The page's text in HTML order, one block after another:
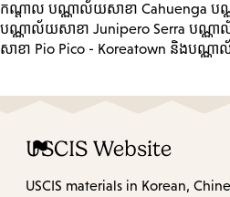
កណ្តាល បណ្ណាល័យសាខា Cahuenga បណ្
បណ្ណាល័យសាខា Junipero Serra បណ្ណ
សាខា Pio Pico - Koreatown និងបណ្ណ
USCIS Website
USCIS materials in Korean,